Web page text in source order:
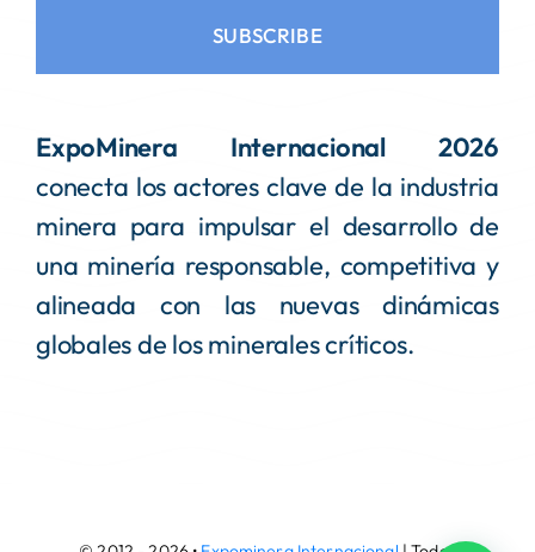
SUBSCRIBE
ExpoMinera Internacional 2026
conecta los actores clave de la industria
minera para impulsar el desarrollo de
una minería responsable, competitiva y
alineada con las nuevas dinámicas
globales de los minerales críticos.